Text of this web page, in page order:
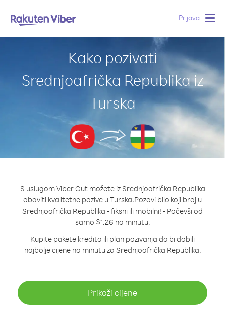
Prijava
Kako pozivati
Srednjoafrička Republika iz
Turska
S uslugom Viber Out možete iz Srednjoafrička Republika
obaviti kvalitetne pozive u Turska.Pozovi bilo koji broj u
Srednjoafrička Republika - fiksni ili mobilni! - Počevši od
samo $1.26 na minutu.
Kupite pakete kredita ili plan pozivanja da bi dobili
najbolje cijene na minutu za Srednjoafrička Republika.
Prikaži cijene